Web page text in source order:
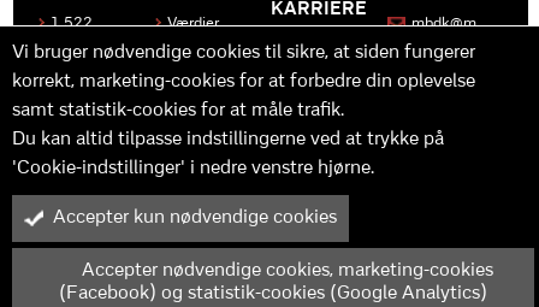
1.522
Produkter
Kontakt
os
Værdier
Historen
bag
MBDK
Hvad gør
os unikke
KARRIERE
Bliv en del
Vores
team
Praktik
udvikling
mbdk@m
pressenævnet siden 25. maj 2011. Copyright © 2025 - MBDK ApS
Cookie-indstillinger Scroll op til toppen
Vi bruger nødvendige cookies til sikre, at siden fungerer
korrekt, marketing-cookies for at forbedre din oplevelse
samt statistik-cookies for at måle trafik.
Du kan altid tilpasse indstillingerne ved at trykke på
'Cookie-indstillinger' i nedre venstre hjørne.
Accepter kun nødvendige cookies
Accepter nødvendige cookies, marketing-cookies
(Facebook) og statistik-cookies (Google Analytics)